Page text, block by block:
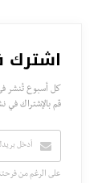
اشترك
كل أسبوع تُنشر
قم بالإشتراك في
على الرغم من